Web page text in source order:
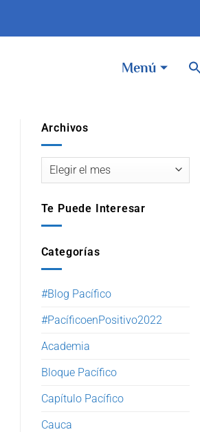
Menú
Archivos
Te Puede Interesar
Categorías
#Blog Pacífico
#PacíficoenPositivo2022
Academia
Bloque Pacífico
Capítulo Pacífico
Cauca